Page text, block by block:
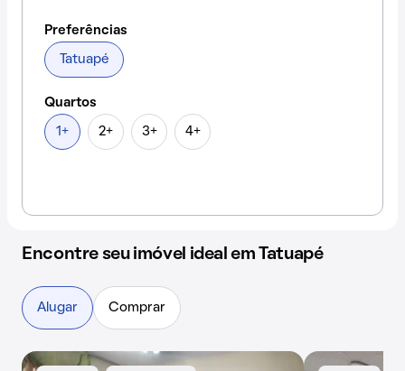
Preferências
Tatuapé
Quartos
1+ 2+ 3+ 4+
Encontre seu imóvel ideal em Tatuapé
Alugar Comprar